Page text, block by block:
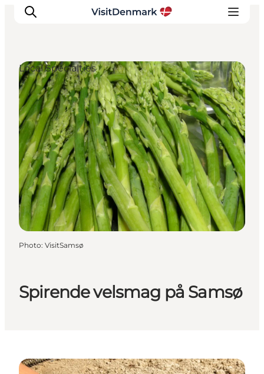
Inspiration
Destinations
Things to do
Accommodation
Plan your trip
Events
Spirende velsmag på Samsø
Local Specialties
Photo: VisitSamsø